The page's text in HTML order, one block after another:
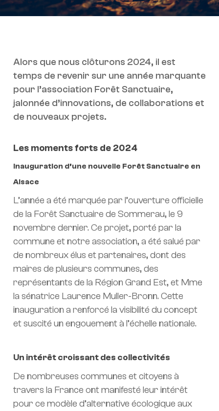
Alors que nous clôturons 2024, il est
temps de revenir sur une année marquante
pour l’association Forêt Sanctuaire,
jalonnée d’innovations, de collaborations et
de nouveaux projets.
Les moments forts de 2024
Inauguration d’une nouvelle Forêt Sanctuaire en
Alsace
L’année a été marquée par l’ouverture officielle
de la Forêt Sanctuaire de Sommerau, le 9
novembre dernier. Ce projet, porté par la
commune et notre association, a été salué par
de nombreux élus et partenaires, dont des
maires de plusieurs communes, des
représentants de la Région Grand Est, et Mme
la sénatrice Laurence Muller-Bronn. Cette
inauguration a renforcé la visibilité du concept
et suscité un engouement à l’échelle nationale.
Un intérêt croissant des collectivités
De nombreuses communes et citoyens à
travers la France ont manifesté leur intérêt
pour ce modèle d’alternative écologique aux